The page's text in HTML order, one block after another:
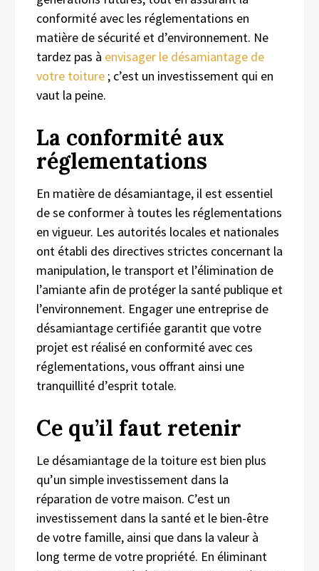
conformité avec les réglementations en
matière de sécurité et d’environnement. Ne
tardez pas à envisager le désamiantage de
votre toiture ; c’est un investissement qui en
vaut la peine.
La conformité aux
réglementations
En matière de désamiantage, il est essentiel
de se conformer à toutes les réglementations
en vigueur. Les autorités locales et nationales
ont établi des directives strictes concernant la
manipulation, le transport et l’élimination de
l’amiante afin de protéger la santé publique et
l’environnement. Engager une entreprise de
désamiantage certifiée garantit que votre
projet est réalisé en conformité avec ces
réglementations, vous offrant ainsi une
tranquillité d’esprit totale.
Ce qu’il faut retenir
Le désamiantage de la toiture est bien plus
qu’un simple investissement dans la
réparation de votre maison. C’est un
investissement dans la santé et le bien-être
de votre famille, ainsi que dans la valeur à
long terme de votre propriété. En éliminant